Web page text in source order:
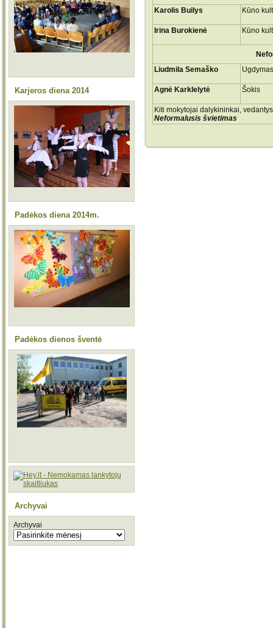
Karjeros diena 2014
Padėkos diena 2014m.
Padėkos dienos šventė
Archyvai
Archyvai
Karolis Builys
Kūno
Irina Burokienė Kūno
Liudmila Semaško
Agnė Karklelytė Šokis
Kiti mokytojai dalykininkai,
Neformalusis švietimas